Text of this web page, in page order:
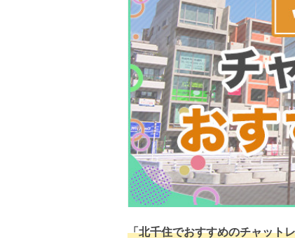
「北千住でおすすめのチャット